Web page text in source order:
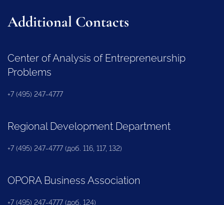
Additional Contacts
Center of Analysis of Entrepreneurship
Problems
+7 (495) 247-4777
Regional Development Department
+7 (495) 247-4777 (доб. 116, 117, 132)
OPORA Business Association
+7 (495) 247-4777 (доб. 124)